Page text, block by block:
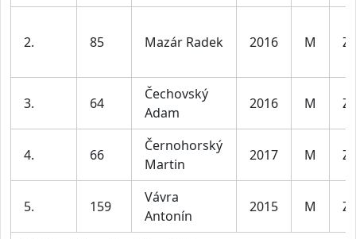
2. 85 Mazár Radek 2016 M
3. 64
Čechovský
Adam
2016 M
4. 66
Černohorský
Martin
2017 M
5. 159
Vávra
Antonín
2015 M